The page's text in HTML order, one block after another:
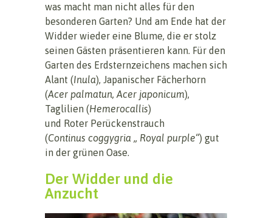
was macht man nicht alles für den
besonderen Garten? Und am Ende hat der
Widder wieder eine Blume, die er stolz
seinen Gästen präsentieren kann. Für den
Garten des Erdsternzeichens machen sich
Alant (Inula), Japanischer Fächerhorn
(Acer palmatun, Acer japonicum),
Taglilien (Hemerocallis)
und Roter Perückenstrauch
(Continus coggygria „ Royal purple“) gut
in der grünen Oase.
Der Widder und die
Anzucht